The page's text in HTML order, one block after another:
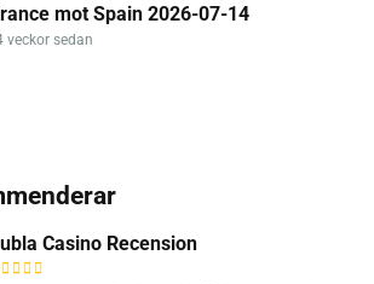
mot Spain 2026-07-14
veckor sedan
Casino Recension